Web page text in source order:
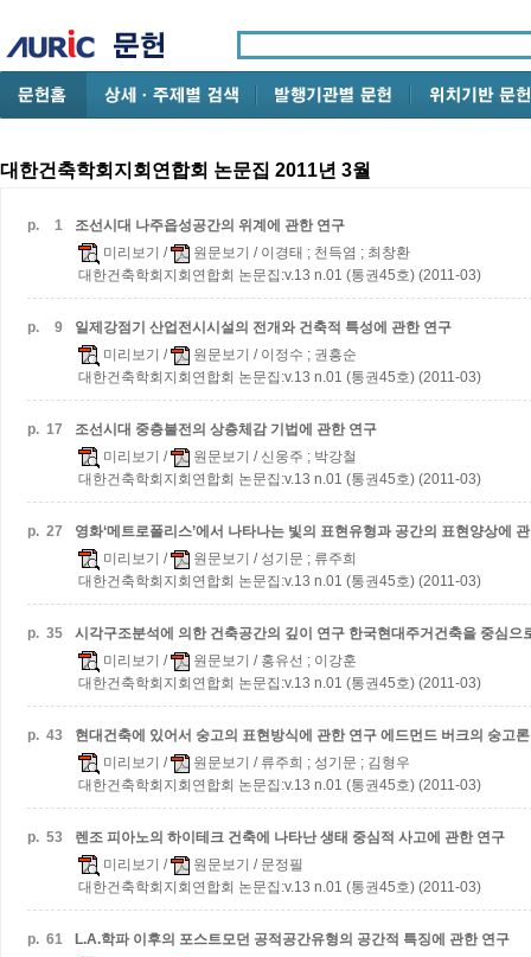
대한건축학회지회연합회 논문집 2011년 3월
p. 1
조선시대 나주읍성공간의 위계에 관한 연구
미리보기 / 원문보기 / 이경태 ; 천득염 ; 최창환
대한건축학회지회연합회 논문집:v.13 n.01 (통권45호) (2011-03)
p. 9
일제강점기 산업전시시설의 전개와 건축적 특성에 관한 연구
미리보기 / 원문보기 / 이정수 ; 권흥순
대한건축학회지회연합회 논문집:v.13 n.01 (통권45호) (2011-03)
p. 17
조선시대 중층불전의 상층체감 기법에 관한 연구
미리보기 / 원문보기 / 신웅주 ; 박강철
대한건축학회지회연합회 논문집:v.13 n.01 (통권45호) (2011-03)
p. 27
영화‘메트로폴리스’에서 나타나는 빛의 표현유형과 공간의 표현양상에
미리보기 / 원문보기 / 성기문 ; 류주희
대한건축학회지회연합회 논문집:v.13 n.01 (통권45호) (2011-03)
p. 35 시각구조분석에 의한 건축공간의 깊이 연구 한국현대주거건축을 중심으
미리보기 / 원문보기 / 홍유선 ; 이강훈
대한건축학회지회연합회 논문집:v.13 n.01 (통권45호) (2011-03)
p. 43 현대건축에 있어서 숭고의 표현방식에 관한 연구 에드먼드 버크의 숭고
미리보기 / 원문보기 / 류주희 ; 성기문 ; 김형우
대한건축학회지회연합회 논문집:v.13 n.01 (통권45호) (2011-03)
p. 53
렌조 피아노의 하이테크 건축에 나타난 생태 중심적 사고에 관한 연구
미리보기 / 원문보기 / 문정필
대한건축학회지회연합회 논문집:v.13 n.01 (통권45호) (2011-03)
p. 61
L.A.학파 이후의 포스트모던 공적공간유형의 공간적 특징에 관한 연구